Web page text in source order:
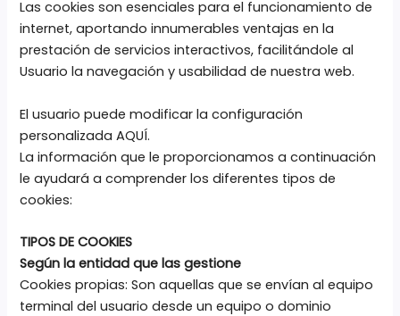
Las cookies son esenciales para el funcionamiento de
internet, aportando innumerables ventajas en la
prestación de servicios interactivos, facilitándole al
Usuario la navegación y usabilidad de nuestra web.
El usuario puede modificar la configuración
personalizada AQUÍ.
La información que le proporcionamos a continuación
le ayudará a comprender los diferentes tipos de
cookies:
TIPOS DE COOKIES
Según la entidad que las gestione
Cookies propias: Son aquellas que se envían al equipo
terminal del usuario desde un equipo o dominio